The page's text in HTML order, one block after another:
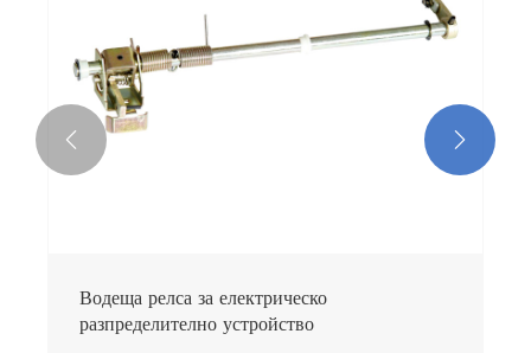
Алуминиева водеща релса за
разпределителна уредба
 